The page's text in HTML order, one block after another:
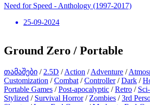
Need for Speed ​​- Anthology (1997-2017)
25-09-2024
Ground Zero / Portable
თამაშები / 2.5D /Action /Adventure /
Customization /Combat /Controller/Dark /
Portable Games /Post-apocalyptic /Retro /
Stylized / Survival Horror/ Zombies /3rd